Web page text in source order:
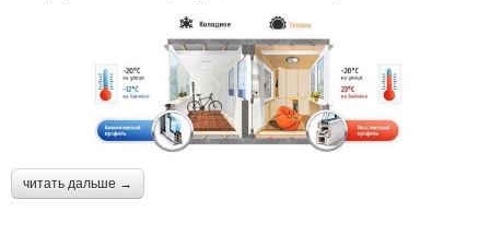
читать дальше →